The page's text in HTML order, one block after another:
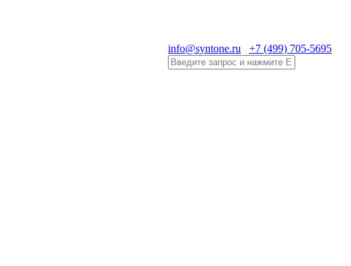
info@syntone.ru +7 (499) 705-5695